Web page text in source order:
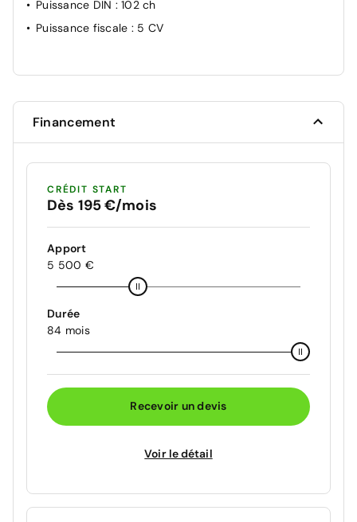
Puissance DIN : 102 ch
Puissance fiscale : 5 CV
Financement
CRÉDIT START
Dès 195 €/mois
Apport
5 500 €
Durée
84 mois
Recevoir un devis
Voir le détail